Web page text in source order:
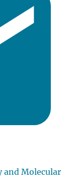
and Molecular